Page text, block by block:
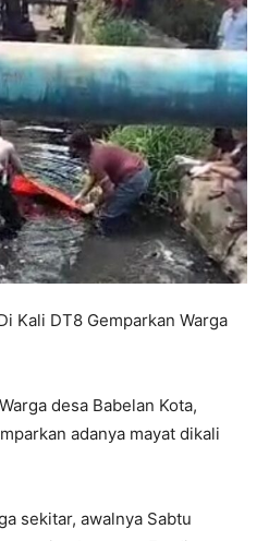
Kali DT8 Gemparkan Warga
desa Babelan Kota,
adanya mayat dikali
sekitar, awalnya Sabtu